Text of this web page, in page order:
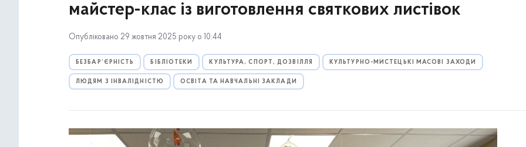
майстер-клас із виготовлення святкових листівок
Опубліковано 29 жовтня 2025 року о 10:44
БЕЗБАР’ЄРНІСТЬ БІБЛІОТЕКИ КУЛЬТУРА, СПОРТ, ДОЗВІЛЛЯ КУЛЬТУРНО-МИСТЕЦЬКІ МАСОВІ ЗАХОДИ
ЛЮДЯМ З ІНВАЛІДНІСТЮ ОСВІТА ТА НАВЧАЛЬНІ ЗАКЛАДИ